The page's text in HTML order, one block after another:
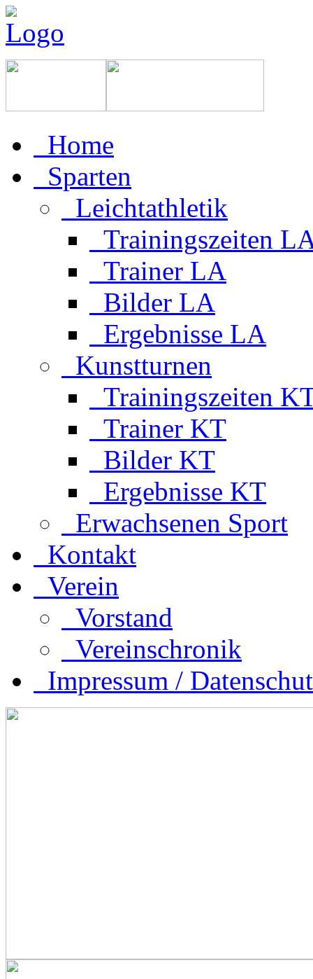
Home
Sparten
Leichtathletik
Trainingszeiten
Trainer LA
Bilder LA
Ergebnisse LA
Kunstturnen
Trainingszeiten
Trainer KT
Bilder KT
Ergebnisse KT
Erwachsenen Sport
Kontakt
Verein
Vorstand
Vereinschronik
Impressum /